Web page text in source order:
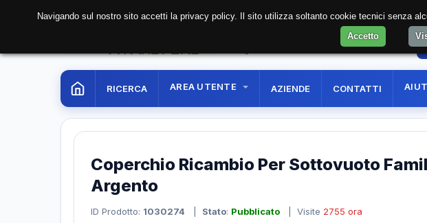
RICERCA AREA UTENTE AZIENDE CONTATTI
Coperchio Ricambio Per Sottovuoto
Argento
ID Prodotto: 1030274 Stato: Pubblicato | Visite 2755 ora
Navigando sul nostro sito accetti la privacy policy. Il sito utilizza soltanto cookie tecnici senza
Accetto